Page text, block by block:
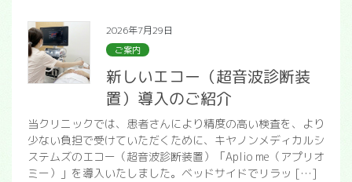
2026年7月29日
ご案内
新しいエコー（超音波診断装
置）導入のご紹介
当クリニックでは、患者さんにより精度の高い検査を、より
少ない負担で受けていただくために、キヤノンメディカルシ
ステムズのエコー（超音波診断装置）「Aplio me（アプリオ
ミー）」を導入いたしました。ベッドサイドでリラッ […]